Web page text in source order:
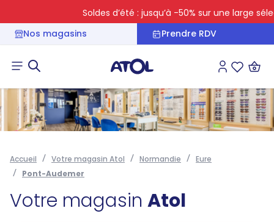
Soldes d’été : jusqu’à -50% sur une large
Nos magasins
Prendre RDV
Connexion
Accueil Votre magasin Atol Normandie
Eure
Pont-Audemer
Votre magasin Atol